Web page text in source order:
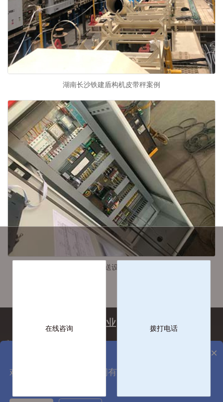
在线咨询 拨打电话
湖南长沙铁建盾构机皮带秤案例
江苏新致能输送设备皮带秤项目
工业计量行业服务解决商
客服热线：0512-65827267
企业邮箱：service@szgnxk.com
×
欢迎来到国诺科技，请问有什么可以帮您？